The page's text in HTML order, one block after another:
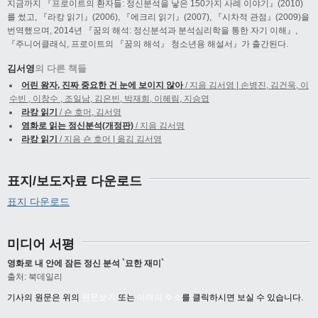
지금까지 『프로이트의 환자들: 정신분석을 낳은 150가지 사례 이야기』(2010)
를 썼고, 『라캉 읽기』(2006), 『에크리 읽기』(2007), 『시차적 관점』(2009)을
번역했으며, 2014년 『꿈의 해석: 정신분석과 분석심리학을 통한 자기 이해』,
『주니어클래식, 프로이트의 『꿈의 해석』 청소년용 해설서』가 출간된다.
김서영의 다른 책들
어린 왕자, 진짜 중요한 건 눈에 보이지 않아/ 지음 김서영 | 손병진, 김건욱, 이
수빈 , 이창수 , 조일남, 김은빈, 박재희, 이혜림, 지승엽
라캉 읽기 / 숀 호머, 김서영
영화로 읽는 정신분석(개정판) / 지음 김서영
라캉 읽기 / 지음 숀 호머 | 옮김 김서영
표지/보도자료 다운로드
표지 다운로드
미디어 서평
영화로 내 안에 잠든 정신 분석 `묘한 재미`
출처: 북데일리
기사의 원문은 위의 또는 를 클릭하시면 보실 수 있습니다.